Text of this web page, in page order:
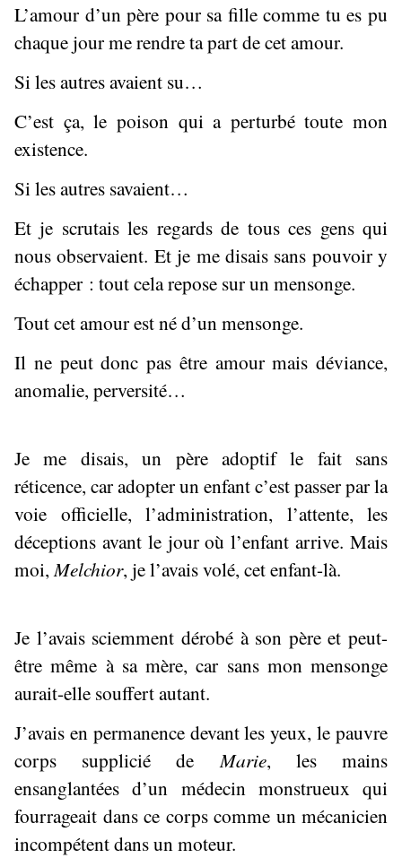
L’amour d’un père pour sa fille comme tu es pu
chaque jour me rendre ta part de cet amour.
Si les autres avaient su…
C’est ça, le poison qui a perturbé toute mon
existence.
Si les autres savaient…
Et je scrutais les regards de tous ces gens qui
nous observaient. Et je me disais sans pouvoir y
échapper : tout cela repose sur un mensonge.
Tout cet amour est né d’un mensonge.
Il ne peut donc pas être amour mais déviance,
anomalie, perversité…
Je me disais, un père adoptif le fait sans
réticence, car adopter un enfant c’est passer par la
voie officielle, l’administration, l’attente, les
déceptions avant le jour où l’enfant arrive. Mais
moi,Melchior, je l’avais volé, cet enfant-là.
Je l’avais sciemment dérobé à son père et peut-
être même à sa mère, car sans mon mensonge
aurait-elle souffert autant.
J’avais en permanence devant les yeux, le pauvre
corps supplicié deMarie, les mains
ensanglantées d’un médecin monstrueux qui
fourrageait dans ce corps comme un mécanicien
incompétent dans un moteur.